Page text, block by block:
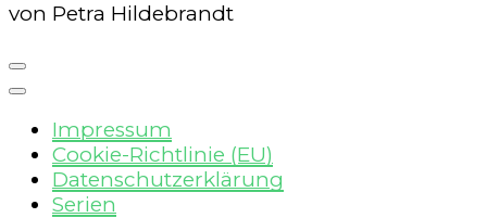
von Petra Hildebrandt
Impressum
Cookie-Richtlinie (EU)
Datenschutzerklärung
Serien